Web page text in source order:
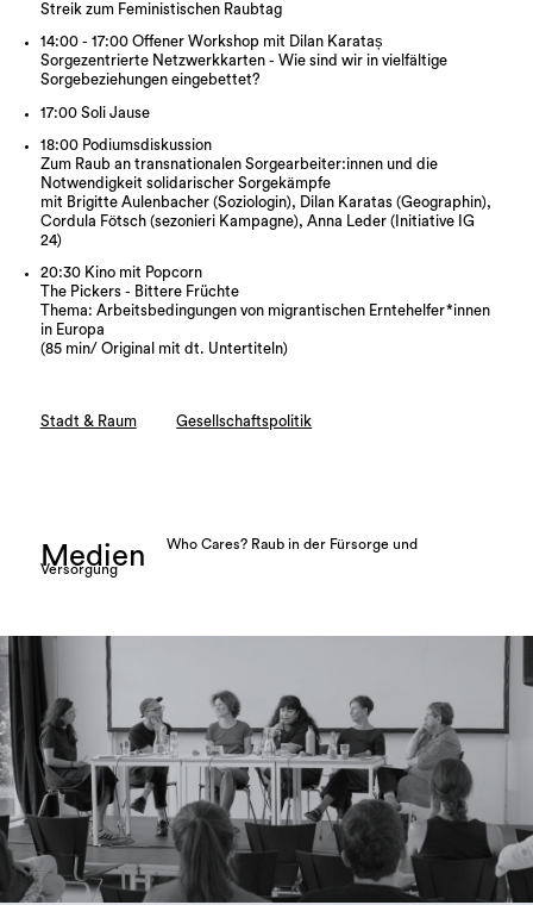
Streik zum Feministischen Raubtag
14:00 - 17:00 Offener Workshop mit Dilan Karataș
Sorgezentrierte Netzwerkkarten - Wie sind wir in vielfältige
Sorgebeziehungen eingebettet?
17:00 Soli Jause
18:00 Podiumsdiskussion
Zum Raub an transnationalen Sorgearbeiter:innen und die
Notwendigkeit solidarischer Sorgekämpfe
mit Brigitte Aulenbacher (Soziologin), Dilan Karatas (Geographin),
Cordula Fötsch (sezonieri Kampagne), Anna Leder (Initiative IG
24)
20:30 Kino mit Popcorn
The Pickers - Bittere Früchte
Thema: Arbeitsbedingungen von migrantischen Erntehelfer*innen
in Europa
(85 min/ Original mit dt. Untertiteln)
Stadt & Raum Gesellschaftspolitik
Medien
Who Cares? Raub in der Fürsorge und
Versorgung